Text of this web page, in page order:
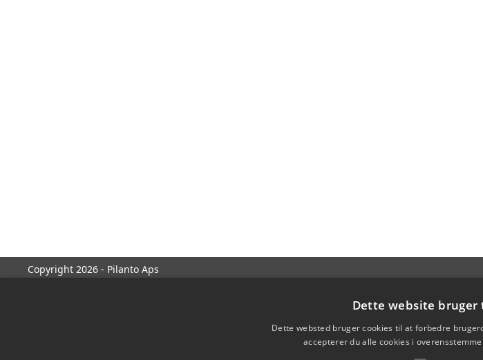
Copyright 2026 - Pilanto Aps
Dette website bruger
Dette websted bruger cookies til at forbedre
accepterer du alle cookies i